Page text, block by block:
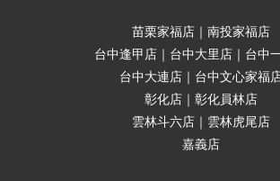
苗栗家福店｜南投家福店
台中逢甲店｜台中大里店｜台中
台中大連店｜台中文心家福
彰化店｜彰化員林店
雲林斗六店｜雲林虎尾店
嘉義店